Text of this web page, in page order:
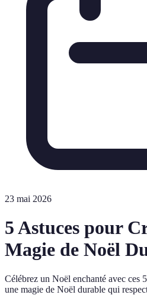
23 mai 2026
5 Astuces pour
Magie de Noël
Célébrez un Noël enchanté avec ces
une magie de Noël durable qui